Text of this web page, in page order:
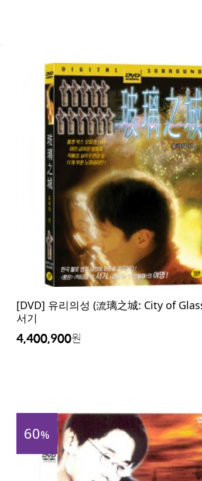
[DVD] 유리의성 (流璃之城: City of
서기
4,400,900원
60%